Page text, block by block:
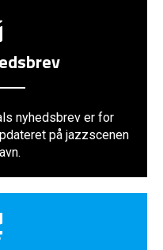
nyhedsbrev er for
på jazzscenen